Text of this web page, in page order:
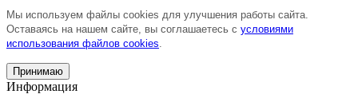
Мы используем файлы cookies для улучшения работы сайта.
Оставаясь на нашем сайте, вы соглашаетесь с условиями
использования файлов cookies.
Принимаю
Информация